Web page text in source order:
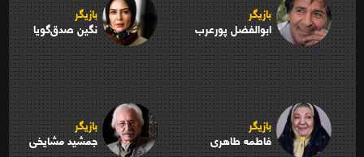
بازیگر
ابوالفضل پورعرب
بازیگر
نگین صدق‌‌گویا
بازیگر
فاطمه طاهری
بازیگر
جمشید مشایخی